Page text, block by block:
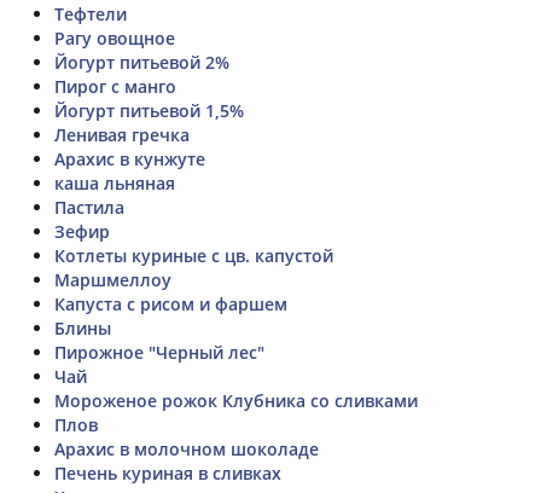
Тефтели
Рагу овощное
Йогурт питьевой 2%
Пирог с манго
Йогурт питьевой 1,5%
Ленивая гречка
Арахис в кунжуте
каша льняная
Пастила
Зефир
Котлеты куриные с цв. капустой
Маршмеллоу
Капуста с рисом и фаршем
Блины
Пирожное "Черный лес"
Чай
Мороженое рожок Клубника со сливками
Плов
Арахис в молочном шоколаде
Печень куриная в сливках